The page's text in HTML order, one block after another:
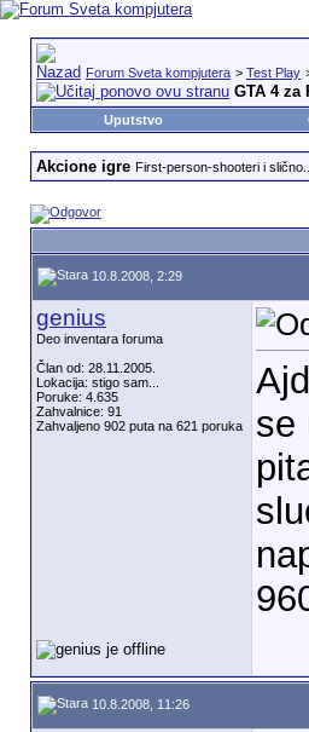
Forum Sveta kompjutera > Test Play
GTA 4 za
Uputstvo
Akcione igre First-person-shooteri i slično...
10.8.2008, 2:29
genius
Deo inventara foruma
Član od: 28.11.2005.
Lokacija: stigo sam...
Poruke: 4.635
Zahvalnice: 91
Zahvaljeno 902 puta na 621 poruka
se
10.8.2008, 11:26